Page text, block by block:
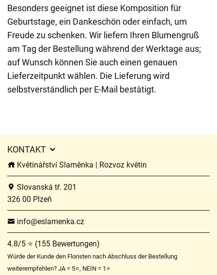
Besonders geeignet ist diese Komposition für
Geburtstage, ein Dankeschön oder einfach, um
Freude zu schenken. Wir liefern Ihren Blumengruß
am Tag der Bestellung während der Werktage aus;
auf Wunsch können Sie auch einen genauen
Lieferzeitpunkt wählen. Die Lieferung wird
selbstverständlich per E-Mail bestätigt.
KONTAKT
Květinářství Slaměnka | Rozvoz květin
Slovanská tř. 201
326 00 Plzeň
info@eslamenka.cz
4.8/5 ⭐ (155 Bewertungen)
Würde der Kunde den Floristen nach Abschluss der Bestellung
weiterempfehlen? JA = 5⭐, NEIN = 1⭐